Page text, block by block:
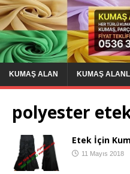
KUMAŞ ALAN KUMAŞ
polyester
Etek İçin
11 Mayıs 2018